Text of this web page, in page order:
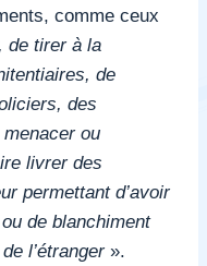
comme ceux
de tirer à la
de
des
ou
livrer des
permettant d’avoir
de blanchiment
l’étranger».